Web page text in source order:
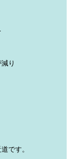
り
です。